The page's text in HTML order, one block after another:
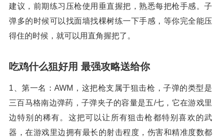
建议，前期练习压枪使用垂直握把，熟悉每把枪手感。子
弹多的时候可以找面墙找棵树练一下手感，等你完全能压
得住的时候，就可以用直角握把了。
吃鸡什么狙好用 最强攻略送给你
1、第一名：AWM，这把枪支属于狙击枪，子弹的类型是
三百马格南边弹药，子弹夹子的容量是五/七，它在游戏里
边特别的稀有。这把可以让所有狙击枪都特别喜欢的武
器，在游戏里边拥有最长的射击程度，伤害和精准度数都